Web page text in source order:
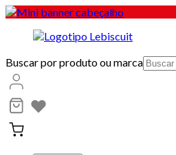
Buscar por produto ou marca